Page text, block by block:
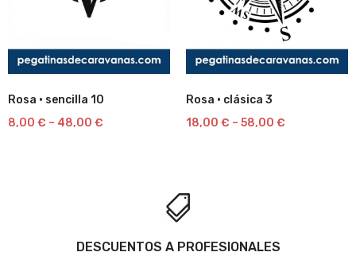
Rosa · sencilla 10
8,00 € – 48,00 €
Rosa · clásica 3
18,00 € – 58,00 €
DESCUENTOS A PROFESIONALES